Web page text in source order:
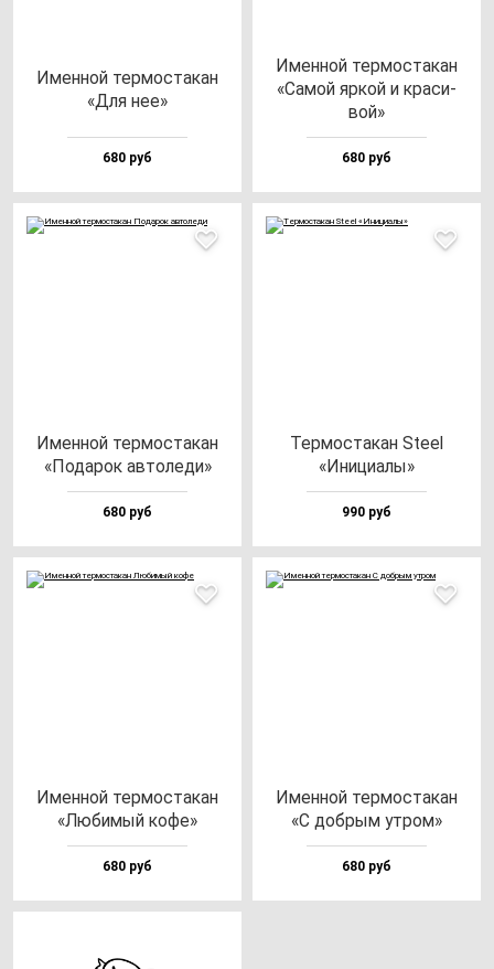
Имен­ной тер­мос­та­кан
«Для нее»
680 руб
Имен­ной тер­мос­та­кан
«Самой яр­кой и кра­си­
вой»
680 руб
Имен­ной тер­мос­та­кан
«Пода­рок ав­то­ле­ди»
680 руб
Тер­мос­та­кан Ste­el
«Ини­ци­алы»
990 руб
Имен­ной тер­мос­та­кан
«Люби­мый ко­фе»
680 руб
Имен­ной тер­мос­та­кан
«С доб­рым ут­ром»
680 руб